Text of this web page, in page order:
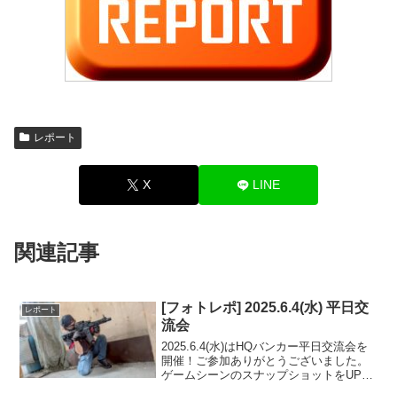
レポート
X LINE
関連記事
レポート
[フォトレポ] 2025.6.4(水) 平日交
流会
2025.6.4(水)はHQバンカー平日交流会を
開催！ご参加ありがとうございました。
ゲームシーンのスナップショットをUPし